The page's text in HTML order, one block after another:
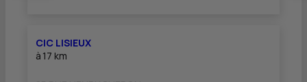
CIC LISIEUX
à 17 km